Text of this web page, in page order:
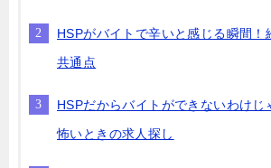
HSPがバイトで辛いと感じる瞬間！
共通点
HSPだからバイトができないわけじ
怖いときの求人探し